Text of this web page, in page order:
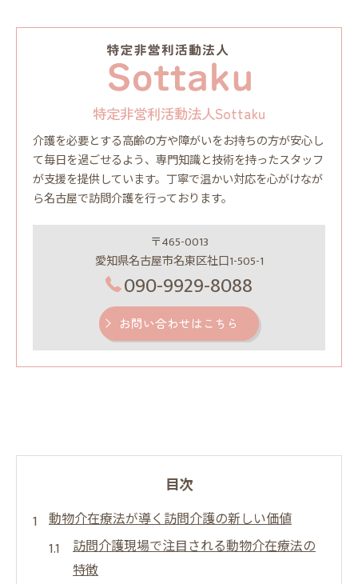
特定非営利活動法人Sottaku
介護を必要とする高齢の方や障がいをお持ちの方が安心し
て毎日を過ごせるよう、専門知識と技術を持ったスタッフ
が支援を提供しています。丁寧で温かい対応を心がけなが
ら名古屋で訪問介護を行っております。
〒465-0013
愛知県名古屋市名東区社口1-505-1
090-9929-8088
お問い合わせはこちら
目次
動物介在療法が導く訪問介護の新しい価値
訪問介護現場で注目される動物介在療法の
特徴